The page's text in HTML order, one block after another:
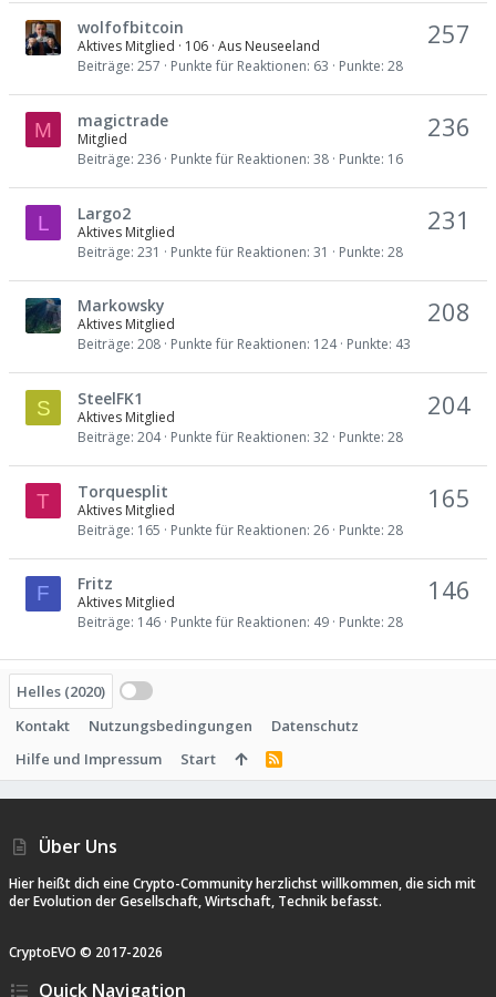
257
wolfofbitcoin
Aktives Mitglied · 106 · Aus Neuseeland
Beiträge 257 Punkte für Reaktionen 63 Punkte 28
M 236
magictrade
Mitglied
Beiträge 236 Punkte für Reaktionen 38 Punkte 16
L 231
Largo2
Aktives Mitglied
Beiträge 231 Punkte für Reaktionen 31 Punkte 28
208
Markowsky
Aktives Mitglied
Beiträge 208 Punkte für Reaktionen 124 Punkte 43
S 204
SteelFK1
Aktives Mitglied
Beiträge 204 Punkte für Reaktionen 32 Punkte 28
T 165
Torquesplit
Aktives Mitglied
Beiträge 165 Punkte für Reaktionen 26 Punkte 28
F 146
Fritz
Aktives Mitglied
Beiträge 146 Punkte für Reaktionen 49 Punkte 28
Helles (2020)
Kontakt
Nutzungsbedingungen
Datenschutz
Hilfe und Impressum
Start
R
Über Uns
Hier heißt dich eine Crypto-Community herzlichst willkommen, die sich mit
der Evolution der Gesellschaft, Wirtschaft, Technik befasst.
CryptoEVO © 2017-2026
Quick Navigation